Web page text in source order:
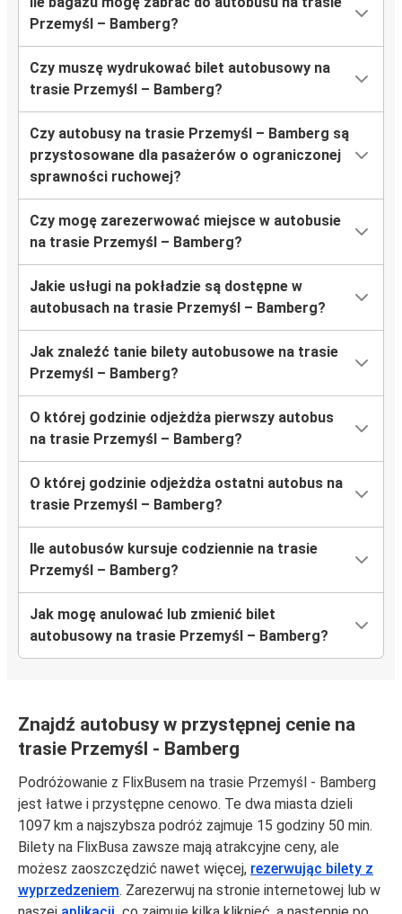
Przemyśl – Bamberg?
Czy muszę wydrukować bilet autobusowy na
trasie Przemyśl – Bamberg?
Czy autobusy na trasie Przemyśl – Bamberg są
przystosowane dla pasażerów o ograniczonej
sprawności ruchowej?
Czy mogę zarezerwować miejsce w autobusie
na trasie Przemyśl – Bamberg?
Jakie usługi na pokładzie są dostępne w
autobusach na trasie Przemyśl – Bamberg?
Jak znaleźć tanie bilety autobusowe na trasie
Przemyśl – Bamberg?
O której godzinie odjeżdża pierwszy autobus
na trasie Przemyśl – Bamberg?
O której godzinie odjeżdża ostatni autobus na
trasie Przemyśl – Bamberg?
Ile autobusów kursuje codziennie na trasie
Przemyśl – Bamberg?
Jak mogę anulować lub zmienić bilet
autobusowy na trasie Przemyśl – Bamberg?
Znajdź autobusy w przystępnej cenie na
trasie Przemyśl - Bamberg
Podróżowanie z FlixBusem na trasie Przemyśl - Bamberg
jest łatwe i przystępne cenowo. Te dwa miasta dzieli
1097 km a najszybsza podróż zajmuje 15 godziny 50 min.
Bilety na FlixBusa zawsze mają atrakcyjne ceny, ale
możesz zaoszczędzić nawet więcej, rezerwując bilety z
wyprzedzeniem. Zarezerwuj na stronie internetowej lub w